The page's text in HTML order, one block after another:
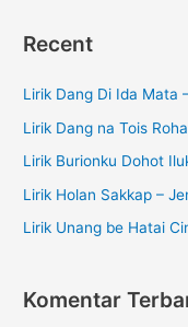
Recent
Lirik Dang Di Ida Mata
Lirik Dang na Tois
Lirik Burionku Dohot
Lirik Holan Sakkap –
Lirik Unang be Hatai
Komentar